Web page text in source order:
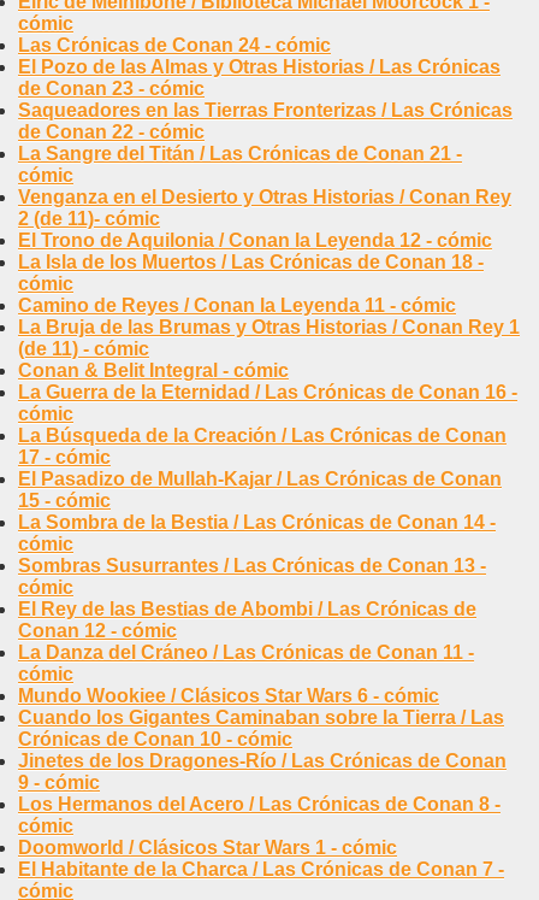
cómic
Las Crónicas de Conan 24 - cómic
El Pozo de las Almas y Otras Historias / Las Crónicas
de Conan 23 - cómic
Saqueadores en las Tierras Fronterizas / Las Crónicas
de Conan 22 - cómic
La Sangre del Titán / Las Crónicas de Conan 21 -
cómic
Venganza en el Desierto y Otras Historias / Conan Rey
2 (de 11)- cómic
El Trono de Aquilonia / Conan la Leyenda 12 - cómic
La Isla de los Muertos / Las Crónicas de Conan 18 -
cómic
Camino de Reyes / Conan la Leyenda 11 - cómic
La Bruja de las Brumas y Otras Historias / Conan Rey 1
(de 11) - cómic
Conan & Belit Integral - cómic
La Guerra de la Eternidad / Las Crónicas de Conan 16 -
cómic
La Búsqueda de la Creación / Las Crónicas de Conan
17 - cómic
El Pasadizo de Mullah-Kajar / Las Crónicas de Conan
15 - cómic
La Sombra de la Bestia / Las Crónicas de Conan 14 -
cómic
Sombras Susurrantes / Las Crónicas de Conan 13 -
cómic
El Rey de las Bestias de Abombi / Las Crónicas de
Conan 12 - cómic
La Danza del Cráneo / Las Crónicas de Conan 11 -
cómic
Mundo Wookiee / Clásicos Star Wars 6 - cómic
Cuando los Gigantes Caminaban sobre la Tierra / Las
Crónicas de Conan 10 - cómic
Jinetes de los Dragones-Río / Las Crónicas de Conan
9 - cómic
Los Hermanos del Acero / Las Crónicas de Conan 8 -
cómic
Doomworld / Clásicos Star Wars 1 - cómic
El Habitante de la Charca / Las Crónicas de Conan 7 -
cómic